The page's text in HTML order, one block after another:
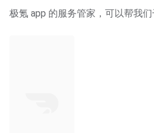
极氪 app 的服务管家，可以帮我